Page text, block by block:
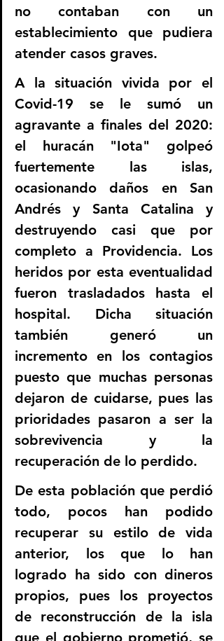
no contaban con un
establecimiento que pudiera
atender casos graves.
A la situación vivida por el
Covid-19 se le sumó un
agravante a finales del 2020:
el huracán "Iota" golpeó
fuertemente las islas,
ocasionando daños en San
Andrés y Santa Catalina y
destruyendo casi que por
completo a Providencia. Los
heridos por esta eventualidad
fueron trasladados hasta el
hospital. Dicha situación
también generó un
incremento en los contagios
puesto que muchas personas
dejaron de cuidarse, pues las
prioridades pasaron a ser la
sobrevivencia y la
recuperación de lo perdido.
De esta población que perdió
todo, pocos han podido
recuperar su estilo de vida
anterior, los que lo han
logrado ha sido con dineros
propios, pues los proyectos
de reconstrucción de la isla